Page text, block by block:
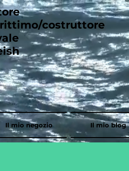
costruttore
Il mio negozio Il mio blog